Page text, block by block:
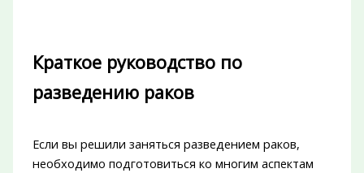
Краткое руководство по
разведению раков
Если вы решили заняться разведением раков,
необходимо подготовиться ко многим аспектам